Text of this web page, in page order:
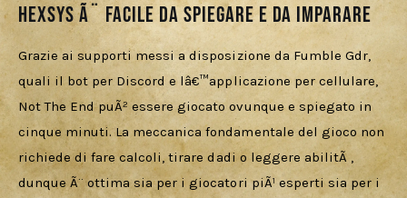
HexSys Ã¨ facile da spiegare e da imparare
Grazie ai supporti messi a disposizione da Fumble Gdr,
quali il bot per Discord e lâ€™applicazione per cellulare,
Not The End puÃ² essere giocato ovunque e spiegato in
cinque minuti. La meccanica fondamentale del gioco non
richiede di fare calcoli, tirare dadi o leggere abilitÃ ,
dunque Ã¨ ottima sia per i giocatori piÃ¹ esperti sia per i